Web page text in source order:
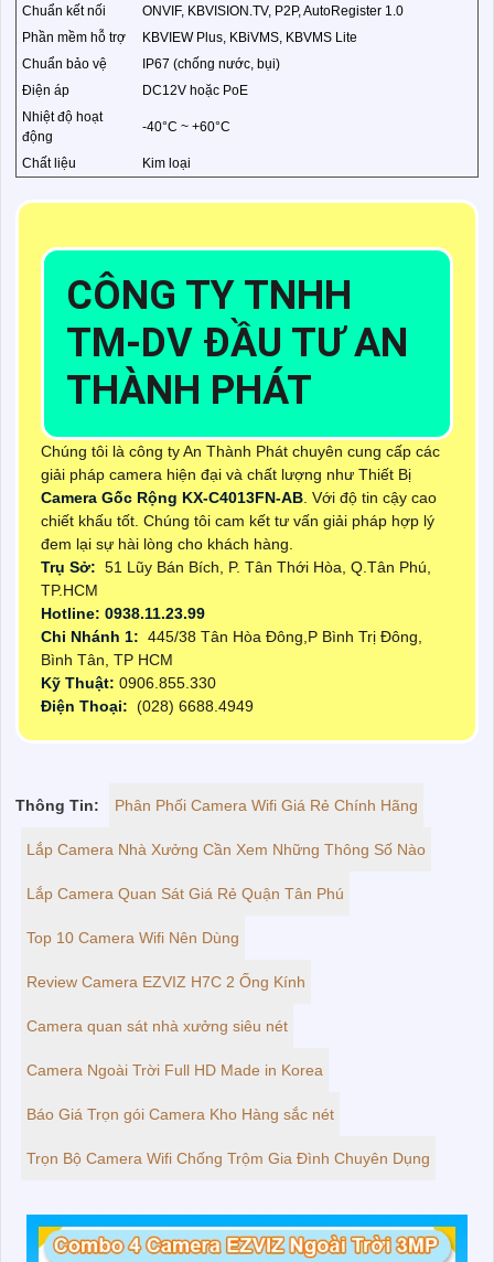
Chuẩn kết nối
ONVIF, KBVISION.TV, P2P, AutoRegister 1.0
Phần mềm hỗ trợ
KBVIEW Plus, KBiVMS, KBVMS Lite
Chuẩn bảo vệ
IP67 (chống nước, bụi)
Điện áp
DC12V hoặc PoE
Nhiệt độ hoạt
động
-40°C ~ +60°C
Chất liệu Kim loại
CÔNG TY TNHH
TM-DV ĐẦU TƯ AN
THÀNH PHÁT
Chúng tôi là công ty An Thành Phát chuyên cung cấp các
giải pháp camera hiện đại và chất lượng như Thiết Bị
Camera Gốc Rộng KX-C4013FN-AB. Với độ tin cậy cao
chiết khấu tốt. Chúng tôi cam kết tư vấn giải pháp hợp lý
đem lại sự hài lòng cho khách hàng.
Trụ Sở: 51 Lũy Bán Bích, P. Tân Thới Hòa, Q.Tân Phú,
TP.HCM
Hotline: 0938.11.23.99
Chi Nhánh 1: 445/38 Tân Hòa Đông,P Bình Trị Đông,
Bình Tân, TP HCM
Kỹ Thuật: 0906.855.330
Điện Thoại: (028) 6688.4949
Thông Tin: Phân Phối Camera Wifi Giá Rẻ Chính Hãng
Lắp Camera Nhà Xưởng Cần Xem Những Thông Số Nào
Lắp Camera Quan Sát Giá Rẻ Quận Tân Phú
Top 10 Camera Wifi Nên Dùng
Review Camera EZVIZ H7C 2 Ống Kính
Camera quan sát nhà xưởng siêu nét
Camera Ngoài Trời Full HD Made in Korea
Báo Giá Trọn gói Camera Kho Hàng sắc nét
Trọn Bộ Camera Wifi Chống Trộm Gia Đình Chuyên Dụng